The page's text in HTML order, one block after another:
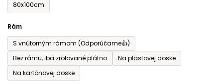
80x100cm
Rám
S vnútorným rámom (Odporúčame👍)
Bez rámu, iba zrolované plátno
Na plastovej doske
Na kartónovej doske